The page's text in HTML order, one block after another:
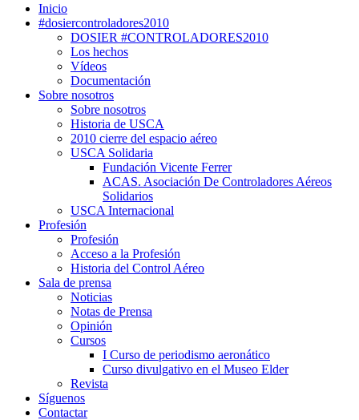
Inicio
#dosiercontroladores2010
DOSIER #CONTROLADORES2010
Los hechos
Vídeos
Documentación
Sobre nosotros
Sobre nosotros
Historia de USCA
2010 cierre del espacio aéreo
USCA Solidaria
Fundación Vicente Ferrer
ACAS. Asociación De Controladores Aéreos
Solidarios
USCA Internacional
Profesión
Profesión
Acceso a la Profesión
Historia del Control Aéreo
Sala de prensa
Noticias
Notas de Prensa
Opinión
Cursos
I Curso de periodismo aeronático
Curso divulgativo en el Museo Elder
Revista
Síguenos
Contactar